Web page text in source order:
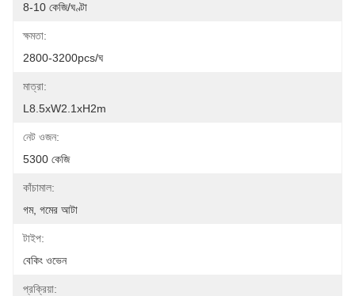
8-10 কেজি/ঘণ্টা
ক্ষমতা:
2800-3200pcs/ঘ
মাত্রা:
L8.5xW2.1xH2m
নেট ওজন:
5300 কেজি
কাঁচামাল:
গম, গমের আটা
টাইপ:
বেকিং ওভেন
প্রক্রিয়া: